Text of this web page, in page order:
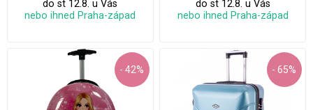
do st 12.8. u Vás
nebo ihned Praha-západ
do st 12.8. u Vás
nebo ihned Praha-západ
- 42% - 65%